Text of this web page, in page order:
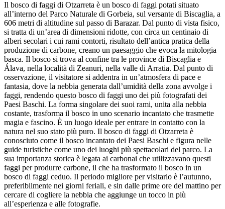
Il bosco di faggi di Otzarreta è un bosco di faggi potati situato
all’interno del Parco Naturale di Gorbeia, sul versante di Biscaglia, a
606 metri di altitudine sul passo di Barazar. Dal punto di vista fisico,
si tratta di un’area di dimensioni ridotte, con circa un centinaio di
alberi secolari i cui rami contorti, risultato dell’antica pratica della
produzione di carbone, creano un paesaggio che evoca la mitologia
basca. Il bosco si trova al confine tra le province di Biscaglia e
Álava, nella località di Zeanuri, nella valle di Arratia. Dal punto di
osservazione, il visitatore si addentra in un’atmosfera di pace e
fantasia, dove la nebbia generata dall’umidità della zona avvolge i
faggi, rendendo questo bosco di faggi uno dei più fotografati dei
Paesi Baschi. La forma singolare dei suoi rami, unita alla nebbia
costante, trasforma il bosco in uno scenario incantato che trasmette
magia e fascino. È un luogo ideale per entrare in contatto con la
natura nel suo stato più puro. Il bosco di faggi di Otzarreta è
conosciuto come il bosco incantato dei Paesi Baschi e figura nelle
guide turistiche come uno dei luoghi più spettacolari del parco. La
sua importanza storica è legata ai carbonai che utilizzavano questi
faggi per produrre carbone, il che ha trasformato il bosco in un
bosco di faggi ceduo. Il periodo migliore per visitarlo è l’autunno,
preferibilmente nei giorni feriali, e sin dalle prime ore del mattino per
cercare di cogliere la nebbia che aggiunge un tocco in più
all’esperienza e alle fotografie.